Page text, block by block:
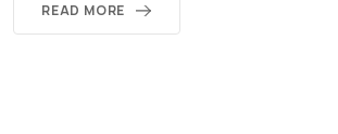
READ MORE